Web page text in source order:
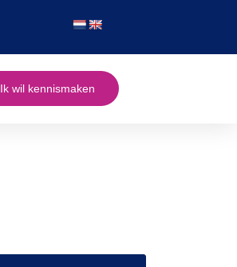
Ik wil kennismaken